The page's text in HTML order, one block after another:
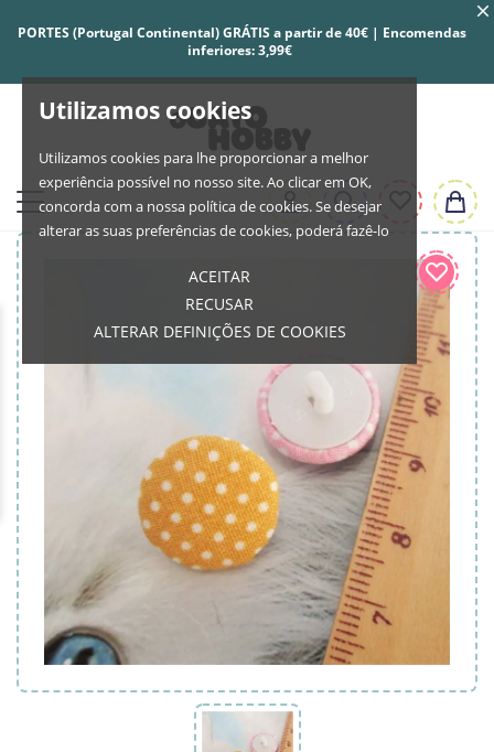
Utilizamos cookies
Utilizamos cookies para lhe proporcionar a melhor
experiência possível no nosso site. Ao clicar em OK,
concorda com a nossa política de cookies. Se desejar
alterar as suas preferências de cookies, poderá fazê-lo
ACEITAR
RECUSAR
ALTERAR DEFINIÇÕES DE COOKIES
PORTES (Portugal Continental) GRÁTIS a partir de 40€ | Encomendas
inferiores: 3,99€